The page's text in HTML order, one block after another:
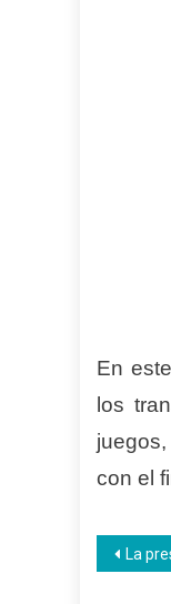
En
los
con el
La